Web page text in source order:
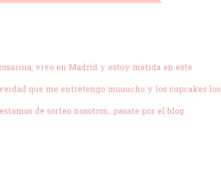
vivo en Madrid y estoy metida en este
que me entretengo muuucho y los cupcakes los
de sorteo nosotros...pasate por el blog.